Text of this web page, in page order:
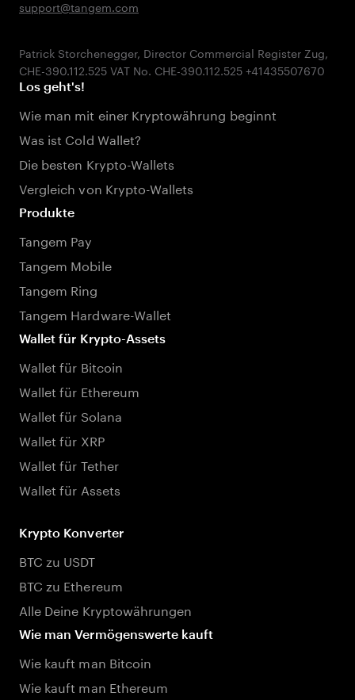
support@tangem.com
Patrick Storchenegger, Director Commercial Register Zug,
Los geht's!
Wie man mit einer Kryptowährung beginnt
Was ist Cold Wallet?
Die besten Krypto-Wallets
Vergleich von Krypto-Wallets
Produkte
Tangem Pay
Tangem Mobile
Tangem Ring
Tangem Hardware-Wallet
Wallet für Krypto-Assets
Wallet für Bitcoin
Wallet für Ethereum
Wallet für Solana
Wallet für XRP
Wallet für Tether
Wallet für Assets
Krypto Konverter
BTC zu USDT
BTC zu Ethereum
Alle Deine Kryptowährungen
Wie man Vermögenswerte kauft
Wie kauft man Bitcoin
Wie kauft man Ethereum